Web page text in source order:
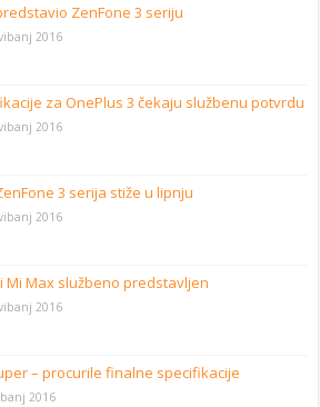
ZenFone 3 seriju
2016
za OnePlus 3 čekaju službenu potvrdu
2016
3 serija stiže u lipnju
2016
Mi Max službeno predstavljen
2016
– procurile finalne specifikacije
2016